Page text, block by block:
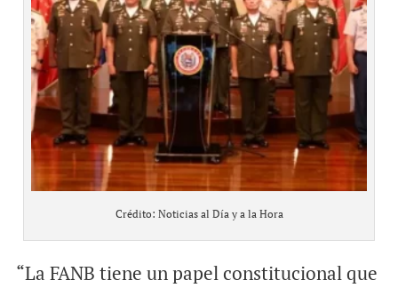
Crédito: Noticias al Día y a la Hora
“La FANB tiene un papel constitucional que